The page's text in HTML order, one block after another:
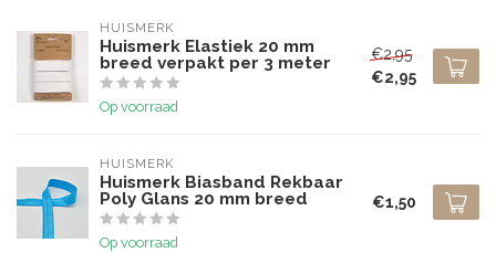
HUISMERK
Huismerk Elastiek 20 mm
breed verpakt per 3 meter
Op voorraad
€2,95
€2,95
HUISMERK
Huismerk Biasband Rekbaar
Poly Glans 20 mm breed
Op voorraad
€1,50